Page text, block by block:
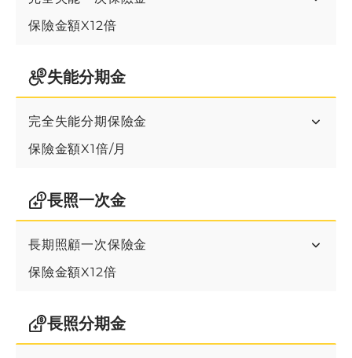
保險金額X12倍
失能分期金
完全失能分期保險金
保險金額X1倍/月
長照一次金
長期照顧一次保險金
保險金額X12倍
長照分期金